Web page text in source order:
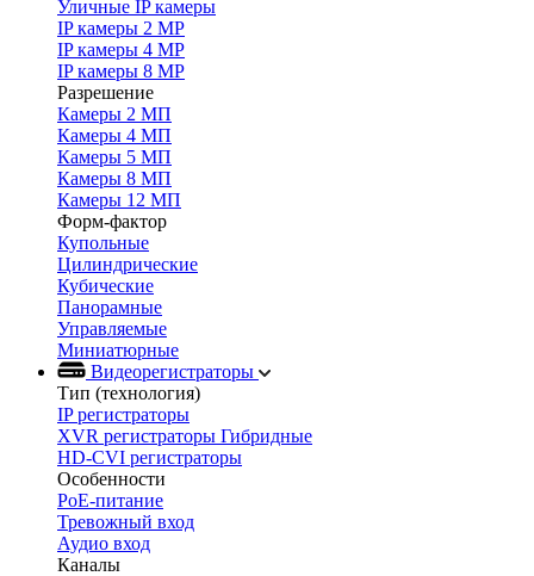
Уличные IP камеры
IP камеры 2 MP
IP камеры 4 MP
IP камеры 8 MP
Разрешение
Камеры 2 МП
Камеры 4 МП
Камеры 5 МП
Камеры 8 МП
Камеры 12 МП
Форм-фактор
Купольные
Цилиндрические
Кубические
Панорамные
Управляемые
Миниатюрные
Видеорегистраторы
Тип (технология)
IP регистраторы
XVR регистраторы Гибридные
HD-CVI регистраторы
Особенности
PoE-питание
Тревожный вход
Аудио вход
Каналы